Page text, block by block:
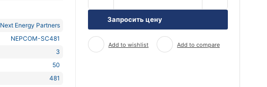
Next Energy Partners
NEPCOM-SC481
3
50
481
Запросить цену
Add to wishlist Add to compare